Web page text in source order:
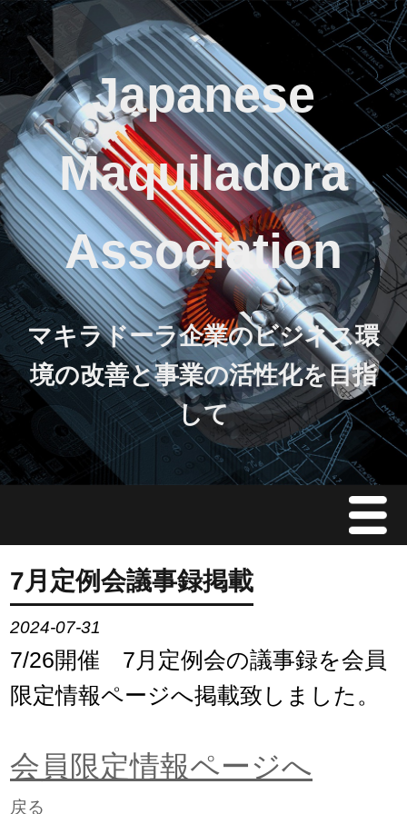
Japanese
Maquiladora
Association
マキラドーラ企業のビジネス環
境の改善と事業の活性化を目指
して
Menu
JMAについて
会員情報
イベント案内
会員限定情報
7月定例会議事録掲載
2024-07-31
7/26開催 7月定例会の議事録を会員
限定情報ページへ掲載致しました。
会員限定情報ページへ
戻る